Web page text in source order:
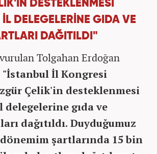
DESTEKLENMESİ
DELEGELERİNE GIDA VE
DAĞITILDI"
Tolgahan Erdoğan
"İstanbul İl Kongresi
Çelik'in desteklenmesi
delegelerine gıda ve
dağıtıldı. Duyduğumuz
şartlarında 15 bin